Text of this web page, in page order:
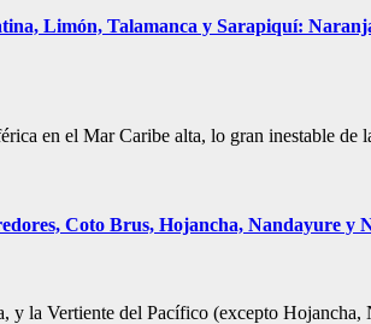
Limón, Talamanca y Sarapiquí:
en el Mar Caribe alta, lo gran inestable de
Coto Brus, Hojancha, Nandayure y
y la Vertiente del Pacífico (excepto